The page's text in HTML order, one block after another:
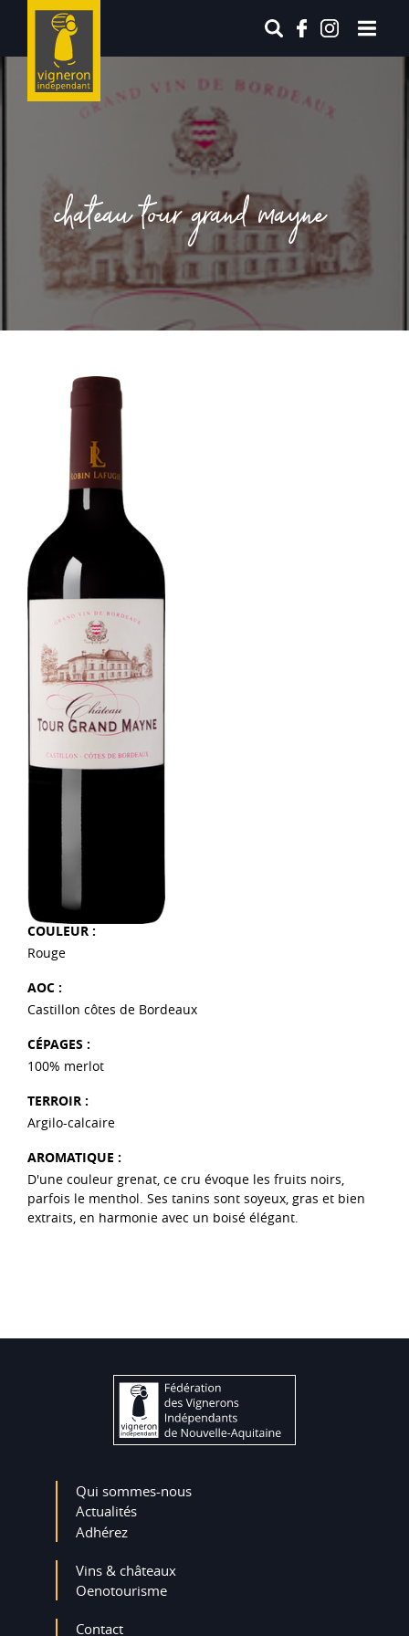
chateau tour grand mayne
COULEUR :
Rouge
AOC :
Castillon côtes de Bordeaux
CÉPAGES :
100% merlot
TERROIR :
Argilo-calcaire
AROMATIQUE :
D'une couleur grenat, ce cru évoque les fruits noirs,
parfois le menthol. Ses tanins sont soyeux, gras et bien
extraits, en harmonie avec un boisé élégant.
Qui sommes-nous
Actualités
Adhérez
Vins & châteaux
Oenotourisme
Contact